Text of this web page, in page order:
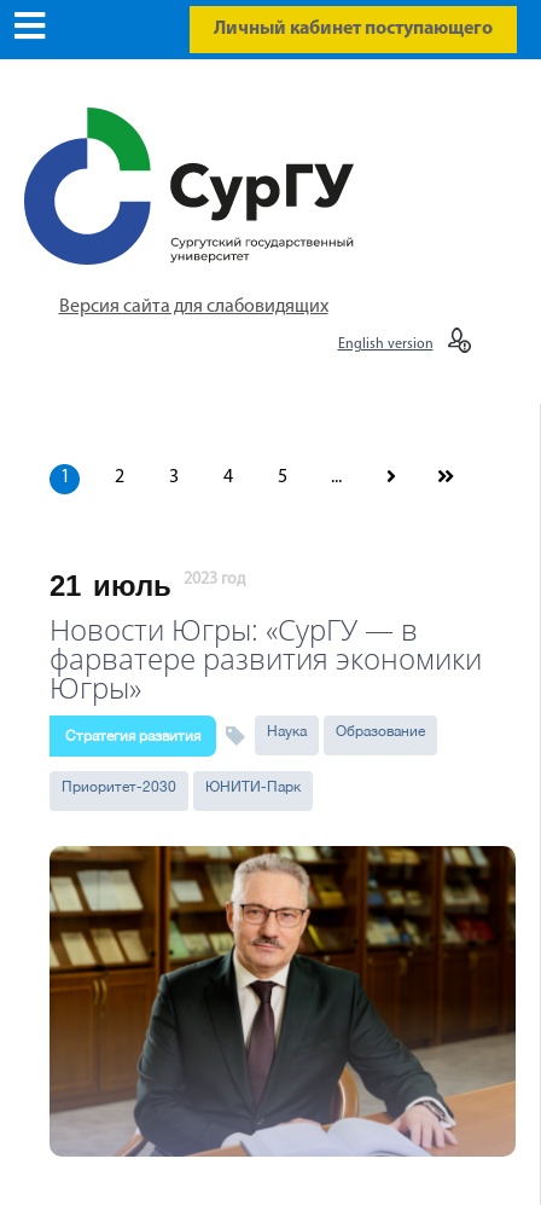
Личный кабинет поступающего
Версия сайта для слабовидящих
English version
1 2 3 4 5 ...
21 июль 2023 год
Новости Югры: «СурГУ — в
фарватере развития экономики
Югры»
Стратегия развития Наука Образование
Приоритет-2030 ЮНИТИ-Парк